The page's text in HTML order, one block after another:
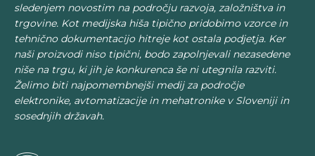
sledenjem novostim na področju razvoja, založništva in
trgovine. Kot medijska hiša tipično pridobimo vzorce in
tehnično dokumentacijo hitreje kot ostala podjetja. Ker
naši proizvodi niso tipični, bodo zapolnjevali nezasedene
niše na trgu, ki jih je konkurenca še ni utegnila razviti.
Želimo biti najpomembnejši medij za področje
elektronike, avtomatizacije in mehatronike v Sloveniji in
sosednjih državah.